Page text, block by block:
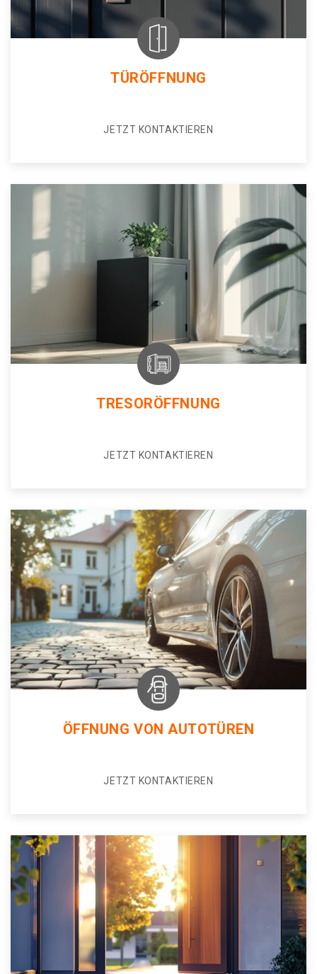
TÜRÖFFNUNG
JETZT KONTAKTIEREN
TRESORÖFFNUNG
JETZT KONTAKTIEREN
ÖFFNUNG VON AUTOTÜREN
JETZT KONTAKTIEREN